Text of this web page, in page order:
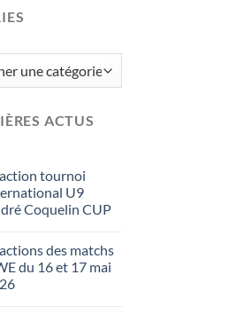
ACTUS
tournoi
U9
Coquelin CUP
des matchs
du 16 et 17 mai